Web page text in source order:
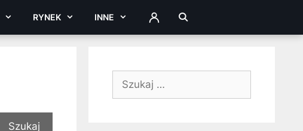
RYNEK INNE ZALOGUJ
Szukaj: